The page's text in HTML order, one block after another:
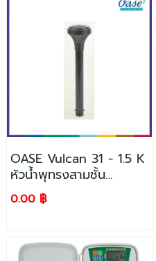
OASE Vulcan 31 - 1.5 K
หัวน้ำพุทรงสามชั้น
พลาสติก ขนาด 1/2 นิ้ว
0.00 ฿